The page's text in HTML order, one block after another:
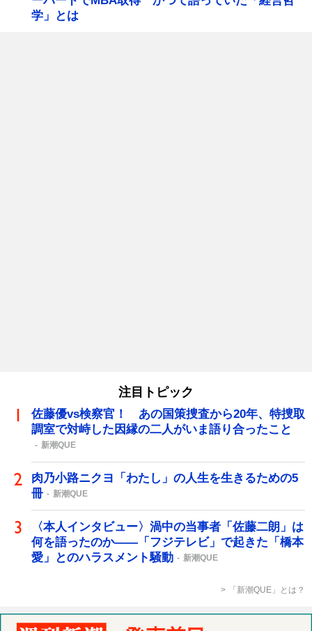
学」とは
注目トピック
佐藤優vs検察官！ あの国策捜査から20年、特捜取
調室で対峙した因縁の二人がいま語り合ったこと
新潮QUE
肉乃小路ニクヨ「わたし」の人生を生きるための5
冊
新潮QUE
〈本人インタビュー〉渦中の当事者「佐藤二朗」は
何を語ったのか――「フジテレビ」で起きた「橋本
愛」とのハラスメント騒動
新潮QUE
「新潮QUE」とは？